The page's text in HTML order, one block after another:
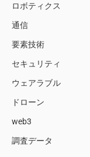
ロボティクス
通信
要素技術
セキュリティ
ウェアラブル
ドローン
web3
調査データ